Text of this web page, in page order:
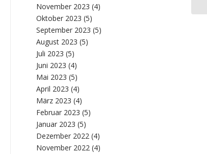
November 2023 (4)
Oktober 2023 (5)
September 2023 (5)
August 2023 (5)
Juli 2023 (5)
Juni 2023 (4)
Mai 2023 (5)
April 2023 (4)
März 2023 (4)
Februar 2023 (5)
Januar 2023 (5)
Dezember 2022 (4)
November 2022 (4)